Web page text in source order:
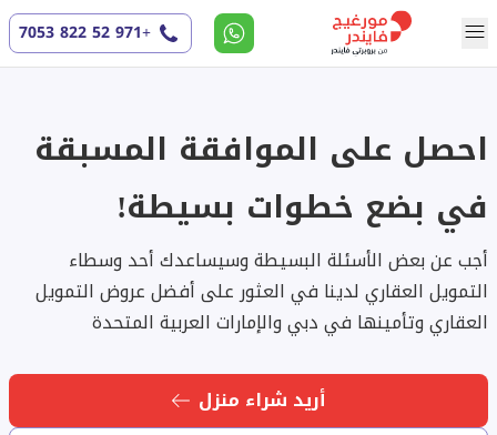
+971 52 822 7053
احصل على الموافقة المسبقة
في بضع خطوات بسيطة!
أجب عن بعض الأسئلة البسيطة وسيساعدك أحد وسطاء
التمويل العقاري لدينا في العثور على أفضل عروض التمويل
العقاري وتأمينها في دبي والإمارات العربية المتحدة
أريد شراء منزل